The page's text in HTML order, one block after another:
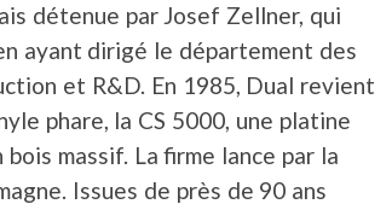
détenue par Josef Zellner, qui
ayant dirigé le département des
et R&D. En 1985, Dual revient
phare, la CS 5000, une platine
massif. La firme lance par la
Issues de près de 90 ans